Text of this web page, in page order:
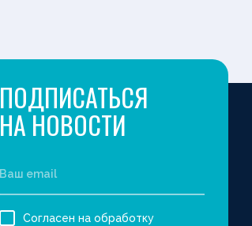
ПОДПИСАТЬСЯ
НА НОВОСТИ
Согласен на обработку